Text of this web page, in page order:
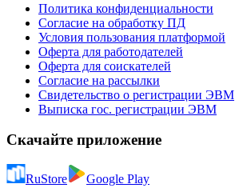
Политика конфиденциальности
Согласие на обработку ПД
Условия пользования платформой
Оферта для работодателей
Оферта для соискателей
Согласие на рассылки
Свидетельство о регистрации ЭВМ
Выписка гос. регистрации ЭВМ
Скачайте приложение
RuStore Google Play